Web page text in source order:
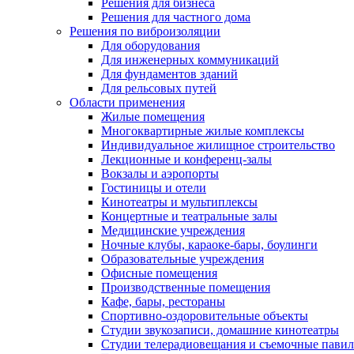
Решения для бизнеса
Решения для частного дома
Решения по виброизоляции
Для оборудования
Для инженерных коммуникаций
Для фундаментов зданий
Для рельсовых путей
Области применения
Жилые помещения
Многоквартирные жилые комплексы
Индивидуальное жилищное строительство
Лекционные и конференц-залы
Вокзалы и аэропорты
Гостиницы и отели
Кинотеатры и мультиплексы
Концертные и театральные залы
Медицинские учреждения
Ночные клубы, караоке-бары, боулинги
Образовательные учреждения
Офисные помещения
Производственные помещения
Кафе, бары, рестораны
Спортивно-оздоровительные объекты
Студии звукозаписи, домашние кинотеатры
Студии телерадиовещания и съемочные